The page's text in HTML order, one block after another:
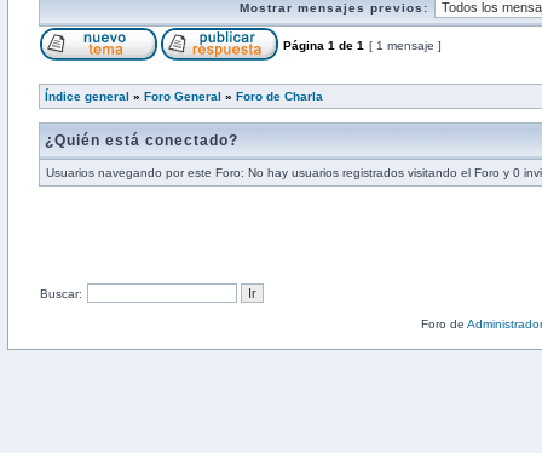
Mostrar mensajes previos:
Página 1 de 1 [ 1 mensaje ]
Índice general » Foro General » Foro de Charla
¿Quién está conectado?
Usuarios navegando por este Foro: No hay usuarios registrados visitando el Foro y 0
Buscar:
Foro de